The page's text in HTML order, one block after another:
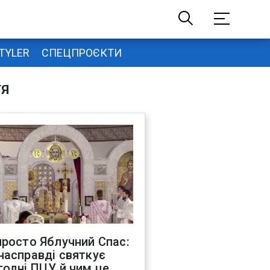
СПЕЦПРОЄКТИ
Яблучний Спас:
святкує